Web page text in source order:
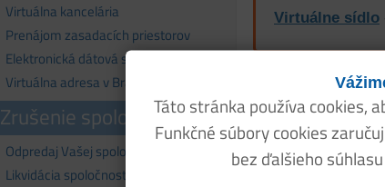
Virtuálna kancelária
Prenájom zasadacích priestorov
Elektronická dátová schránka
Virtuálna adresa v Bratislave
Zrušenie spoločnosti
Odpredaj Vašej spoločnosti
Likvidácia spoločnosti
Virtuálne sídlo
Táto stránka používa cookies,
Funkčné súbory cookies
bez ďalšieho